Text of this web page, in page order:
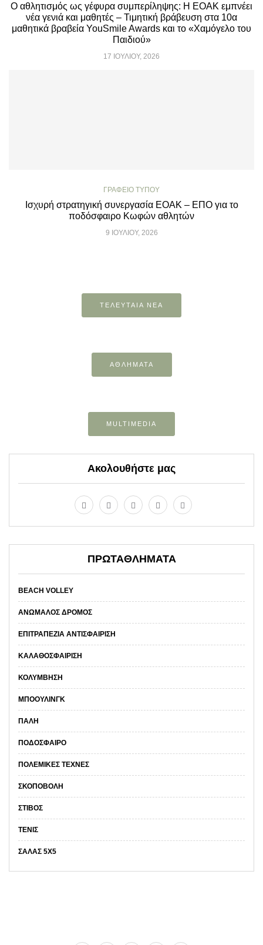
Ο αθλητισμός ως γέφυρα συμπερίληψης: Η ΕΟΑΚ εμπνέει
νέα γενιά και μαθητές – Τιμητική βράβευση στα 10α
μαθητικά βραβεία YouSmile Awards και το «Χαμόγελο του
Παιδιού»
17 ΙΟΥΛΊΟΥ, 2026
ΓΡΑΦΕΊΟ ΤΎΠΟΥ
Ισχυρή στρατηγική συνεργασία ΕΟΑΚ – ΕΠΟ για το
ποδόσφαιρο Κωφών αθλητών
9 ΙΟΥΛΊΟΥ, 2026
ΤΕΛΕΥΤΑΙΑ ΝΕΑ
ΑΘΛΗΜΑΤΑ
MULTIMEDIA
Ακολουθήστε μας
ΠΡΩΤΑΘΛΗΜΑΤΑ
BEACH VOLLEY
ΑΝΏΜΑΛΟΣ ΔΡΌΜΟΣ
ΕΠΙΤΡΑΠΈΖΙΑ ΑΝΤΙΣΦΑΊΡΙΣΗ
ΚΑΛΑΘΟΣΦΑΊΡΙΣΗ
ΚΟΛΎΜΒΗΣΗ
ΜΠΌΟΥΛΙΝΓΚ
ΠΆΛΗ
ΠΟΔΌΣΦΑΙΡΟ
ΠΟΛΕΜΙΚΈΣ ΤΈΧΝΕΣ
ΣΚΟΠΟΒΟΛΉ
ΣΤΊΒΟΣ
ΤΈΝΙΣ
ΣΑΛΑΣ 5Χ5